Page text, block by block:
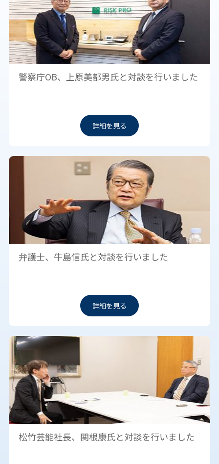
警察庁OB、上原美都男氏と対談を行いました
詳細を見る
弁護士、牛島信氏と対談を行いました
詳細を見る
松竹芸能社長、関根康氏と対談を行いました